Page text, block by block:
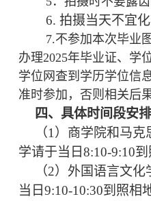
6. 拍摄当天不宜化
7.不参加本次毕业
办理2025年毕业证、学
学位网查到学历学位信
准时参加，否则相关后
四、具体时间段安排
（1）商学院和马
学请于当日8:10-9:10到
（2）外国语言文
当日9:10-10:30到照相